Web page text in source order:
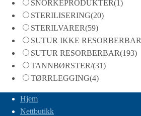
SNORKEPRODUKTER(1)
STERILISERING(20)
STERILVARER(59)
SUTUR IKKE RESORBERBAR
SUTUR RESORBERBAR(193)
TANNBØRSTER/(31)
TØRRLEGGING(4)
Hjem
Nettbutikk